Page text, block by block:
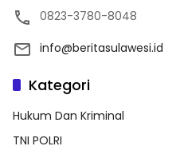
0823-3780-8048
info@beritasulawesi.id
Kategori
Hukum Dan Kriminal
TNI POLRI